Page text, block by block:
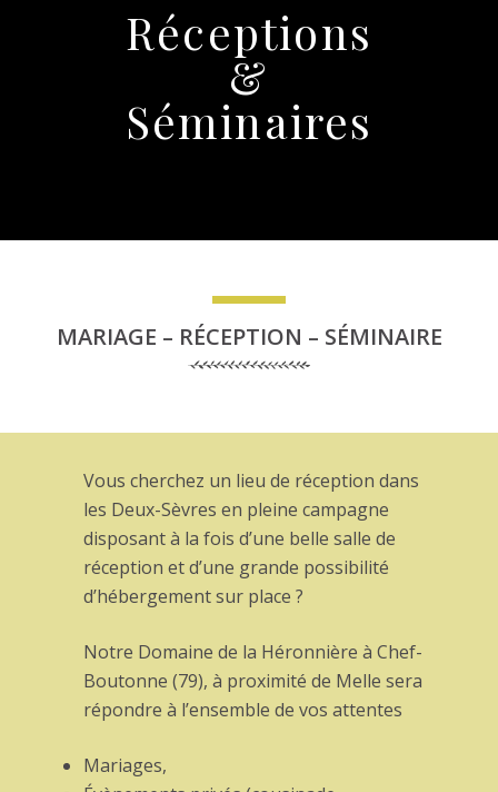
Réceptions
&
Séminaires
MARIAGE – RÉCEPTION – SÉMINAIRE
Vous cherchez un lieu de réception dans
les Deux-Sèvres en pleine campagne
disposant à la fois d’une belle salle de
réception et d’une grande possibilité
d’hébergement sur place ?
Notre Domaine de la Héronnière à Chef-
Boutonne (79), à proximité de Melle sera
répondre à l’ensemble de vos attentes
Mariages,